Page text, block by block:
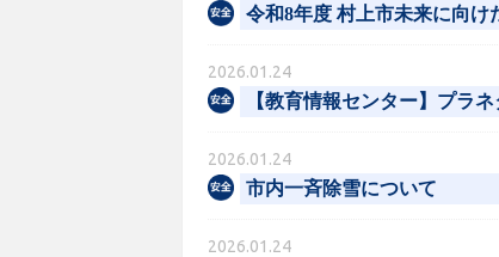
令和8年度 村上市未来に向
2026.01.24
【教育情報センター】プラ
2026.01.24
市内一斉除雪について
2026.01.24